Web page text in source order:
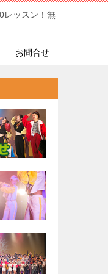
レッスン！無
お問合せ